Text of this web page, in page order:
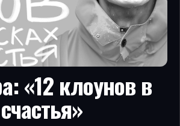
«12 клоунов в